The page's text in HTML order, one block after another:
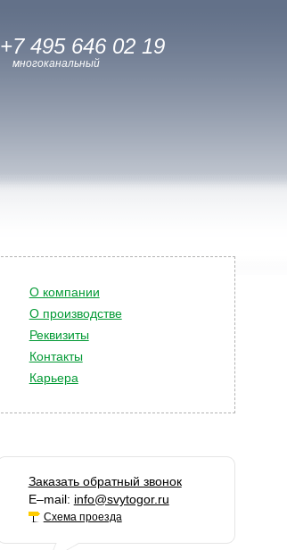
+7 495 646 02 19
многоканальный
О компании
О производстве
Реквизиты
Контакты
Карьера
Заказать обратный звонок
Е–mail: info@svytogor.ru
Схема проезда